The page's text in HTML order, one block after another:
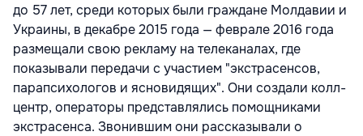
до 57 лет, среди которых были граждане Молдавии и
Украины, в декабре 2015 года — феврале 2016 года
размещали свою рекламу на телеканалах, где
показывали передачи с участием "экстрасенсов,
парапсихологов и ясновидящих". Они создали колл-
центр, операторы представлялись помощниками
экстрасенса. Звонившим они рассказывали о